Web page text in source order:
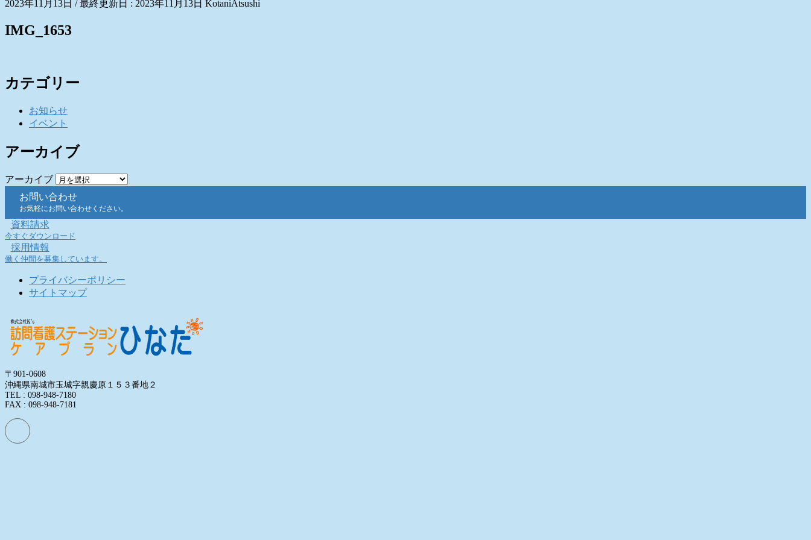
2023年11月13日 / 最終更新日 : 2023年11月13日 KotaniAtsushi
IMG_1653
カテゴリー
お知らせ
イベント
アーカイブ
アーカイブ
お問い合わせ
お気軽にお問い合わせください。
資料請求
今すぐダウンロード
採用情報
働く仲間を募集しています。
プライバシーポリシー
サイトマップ
〒901-0608
沖縄県南城市玉城字親慶原１５３番地２
TEL : 098-948-7180
FAX : 098-948-7181